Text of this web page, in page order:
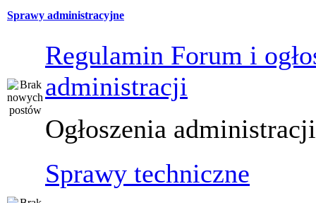
Sprawy administracyjne
Regulamin Forum i
administracji
Ogłoszenia
Sprawy techniczne